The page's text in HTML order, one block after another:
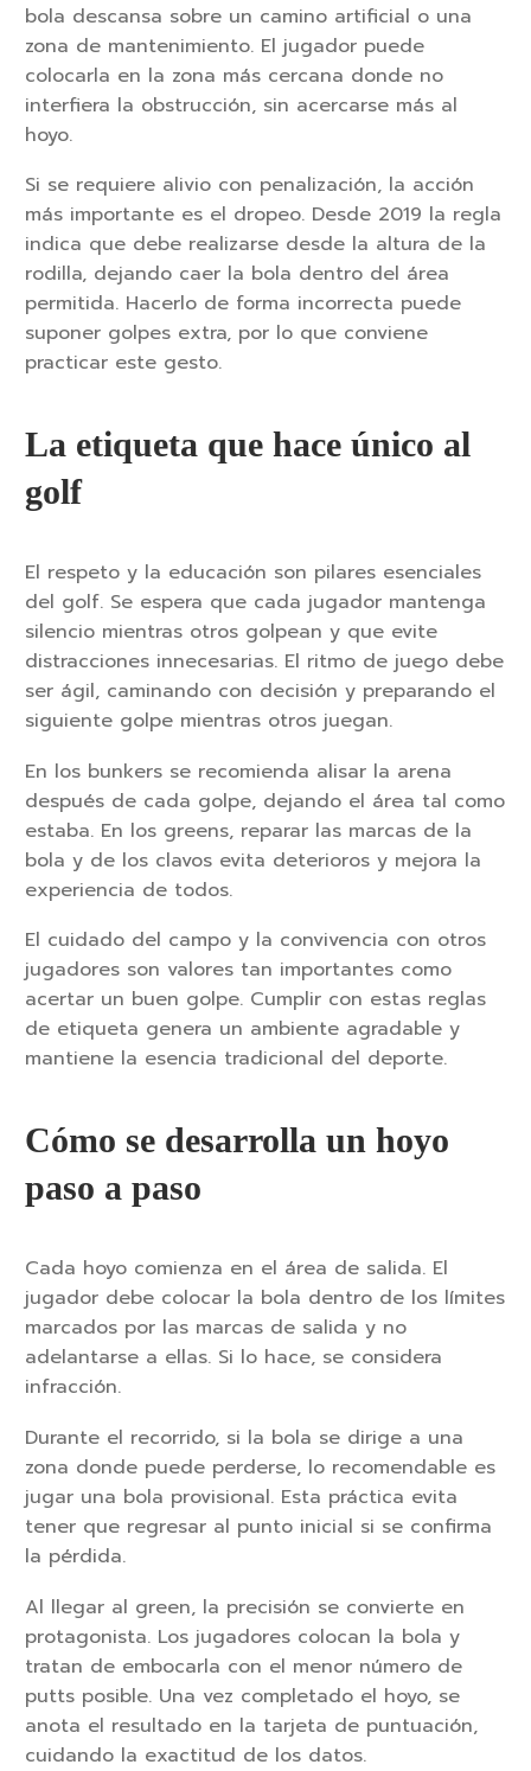
bola descansa sobre un camino artificial o una
zona de mantenimiento. El jugador puede
colocarla en la zona más cercana donde no
interfiera la obstrucción, sin acercarse más al
hoyo.
Si se requiere alivio con penalización, la acción
más importante es el dropeo. Desde 2019 la regla
indica que debe realizarse desde la altura de la
rodilla, dejando caer la bola dentro del área
permitida. Hacerlo de forma incorrecta puede
suponer golpes extra, por lo que conviene
practicar este gesto.
La etiqueta que hace único al
golf
El respeto y la educación son pilares esenciales
del golf. Se espera que cada jugador mantenga
silencio mientras otros golpean y que evite
distracciones innecesarias. El ritmo de juego debe
ser ágil, caminando con decisión y preparando el
siguiente golpe mientras otros juegan.
En los bunkers se recomienda alisar la arena
después de cada golpe, dejando el área tal como
estaba. En los greens, reparar las marcas de la
bola y de los clavos evita deterioros y mejora la
experiencia de todos.
El cuidado del campo y la convivencia con otros
jugadores son valores tan importantes como
acertar un buen golpe. Cumplir con estas reglas
de etiqueta genera un ambiente agradable y
mantiene la esencia tradicional del deporte.
Cómo se desarrolla un hoyo
paso a paso
Cada hoyo comienza en el área de salida. El
jugador debe colocar la bola dentro de los límites
marcados por las marcas de salida y no
adelantarse a ellas. Si lo hace, se considera
infracción.
Durante el recorrido, si la bola se dirige a una
zona donde puede perderse, lo recomendable es
jugar una bola provisional. Esta práctica evita
tener que regresar al punto inicial si se confirma
la pérdida.
Al llegar al green, la precisión se convierte en
protagonista. Los jugadores colocan la bola y
tratan de embocarla con el menor número de
putts posible. Una vez completado el hoyo, se
anota el resultado en la tarjeta de puntuación,
cuidando la exactitud de los datos.